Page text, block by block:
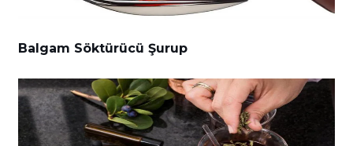
Balgam Söktürücü Şurup